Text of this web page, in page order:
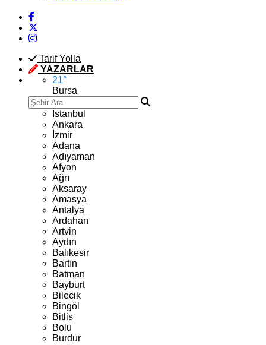
Tarif Yolla
YAZARLAR
21°
Bursa
İstanbul
Ankara
İzmir
Adana
Adıyaman
Afyon
Ağrı
Aksaray
Amasya
Antalya
Ardahan
Artvin
Aydın
Balıkesir
Bartın
Batman
Bayburt
Bilecik
Bingöl
Bitlis
Bolu
Burdur